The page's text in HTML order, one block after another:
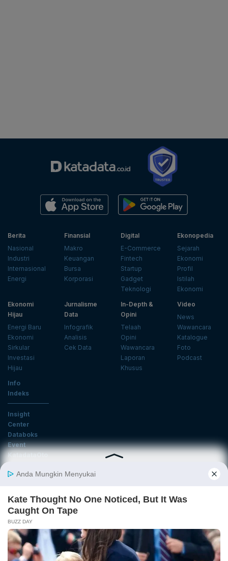
Berita
Nasional
Industri
Internasional
Energi
Finansial
Makro
Keuangan
Bursa
Korporasi
Digital
E-Commerce
Fintech
Startup
Gadget
Teknologi
Ekonopedia
Sejarah
Ekonomi
Profil
Istilah
Ekonomi
Ekonomi
Hijau
Energi Baru
Ekonomi
Sirkular
Investasi
Hijau
Jurnalisme
Data
Infografik
Analisis
Cek Data
In-Depth &
Opini
Telaah
Opini
Wawancara
Laporan
Khusus
Video
News
Wawancara
Katalogue
Foto
Podcast
Info
Indeks
Insight
Center
Databoks
Event
KatadataOto
Email